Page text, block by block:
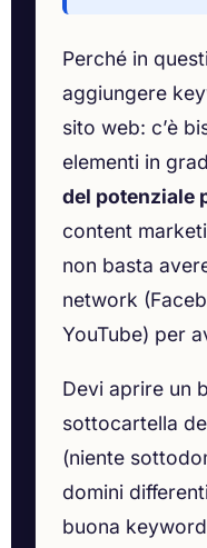
Perché in
aggiungere
sito web: c’è
elementi in
del potenziale
content
non basta
network
YouTube) per
Devi aprire un
sottocartella
(niente
domini
buona